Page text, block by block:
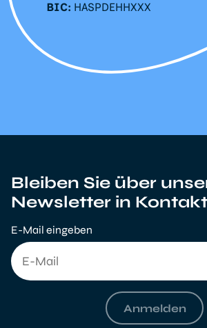
BIC: HASPDEHHXXX
Bleiben Sie über
Newsletter in Kontakt
E-Mail eingeben
Anmelden